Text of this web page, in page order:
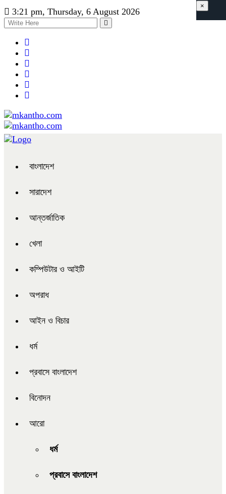
3:21 pm, Thursday, 6 August 2026
বাংলাদেশ
সারাদেশ
আন্তর্জাতিক
খেলা
কম্পিউটার ও আইটি
অপরাধ
আইন ও বিচার
ধর্ম
প্রবাসে বাংলাদেশ
বিনোদন
আরো
ধর্ম
প্রবাসে বাংলাদেশ
×